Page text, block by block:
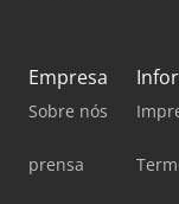
Empresa
Sobre nós
prensa